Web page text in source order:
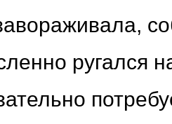
ругался